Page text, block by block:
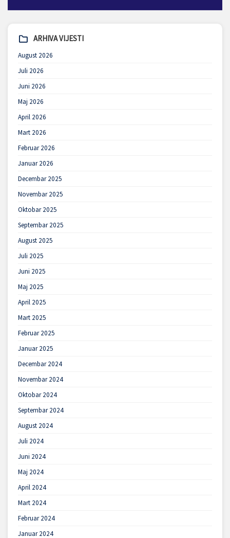
ARHIVA VIJESTI
August 2026
Juli 2026
Juni 2026
Maj 2026
April 2026
Mart 2026
Februar 2026
Januar 2026
Decembar 2025
Novembar 2025
Oktobar 2025
Septembar 2025
August 2025
Juli 2025
Juni 2025
Maj 2025
April 2025
Mart 2025
Februar 2025
Januar 2025
Decembar 2024
Novembar 2024
Oktobar 2024
Septembar 2024
August 2024
Juli 2024
Juni 2024
Maj 2024
April 2024
Mart 2024
Februar 2024
Januar 2024